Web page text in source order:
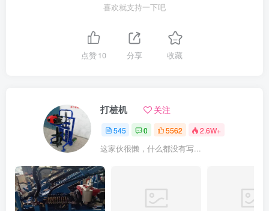
喜欢就支持一下吧
点赞10 分享 收藏
打桩机 关注
545 0 5562 2.6W+
这家伙很懒，什么都没有写...